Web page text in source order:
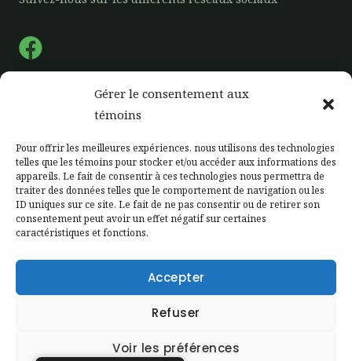
Gérer le consentement aux
témoins
Pour offrir les meilleures expériences, nous utilisons des technologies
telles que les témoins pour stocker et/ou accéder aux informations des
appareils. Le fait de consentir à ces technologies nous permettra de
traiter des données telles que le comportement de navigation ou les
ID uniques sur ce site. Le fait de ne pas consentir ou de retirer son
consentement peut avoir un effet négatif sur certaines
caractéristiques et fonctions.
Accepter
Refuser
Voir les préférences
F
a
b
o
o
k
Liens rapide
Accueil
Notre Ferme
Notre production
Étiquetage
Zone client